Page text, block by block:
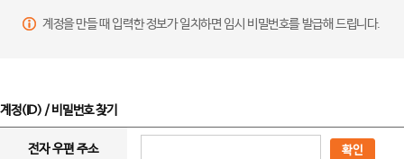
계정을 만들 때 입력한 정보가 일치하면 임시 비밀번호를 발급해 드립니다.
계정(ID) / 비밀번호 찾기
전자 우편 주소 확인